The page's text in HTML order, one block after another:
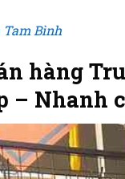
Tam Bình
hàng
– Nhanh